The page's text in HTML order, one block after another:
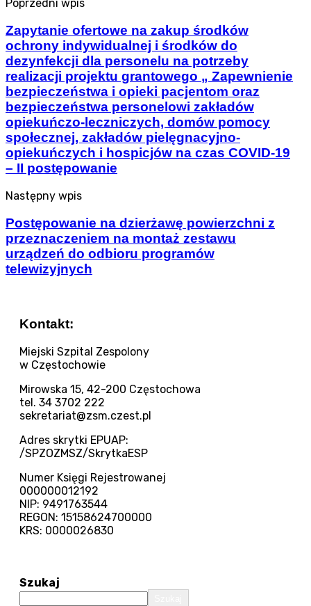
Poprzedni wpis
Zapytanie ofertowe na zakup środków
ochrony indywidualnej i środków do
dezynfekcji dla personelu na potrzeby
realizacji projektu grantowego „ Zapewnienie
bezpieczeństwa i opieki pacjentom oraz
bezpieczeństwa personelowi zakładów
opiekuńczo-leczniczych, domów pomocy
społecznej, zakładów pielęgnacyjno-
opiekuńczych i hospicjów na czas COVID-19
– II postępowanie
Następny wpis
Postępowanie na dzierżawę powierzchni z
przeznaczeniem na montaż zestawu
urządzeń do odbioru programów
telewizyjnych
Kontakt:
Miejski Szpital Zespolony
w Częstochowie
Mirowska 15, 42-200 Częstochowa
tel. 34 3702 222
sekretariat@zsm.czest.pl
Adres skrytki EPUAP:
/SPZOZMSZ/SkrytkaESP
Numer Księgi Rejestrowanej
000000012192
NIP: 9491763544
REGON: 15158624700000
KRS: 0000026830
Szukaj